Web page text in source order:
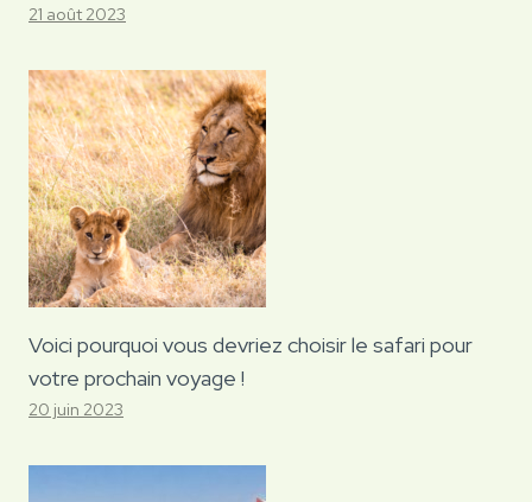
21 août 2023
Voici pourquoi vous devriez choisir le safari pour
votre prochain voyage !
20 juin 2023